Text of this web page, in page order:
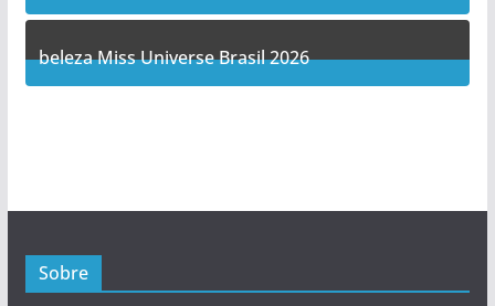
5Posts
beleza Miss Universe Brasil 2026
Sobre